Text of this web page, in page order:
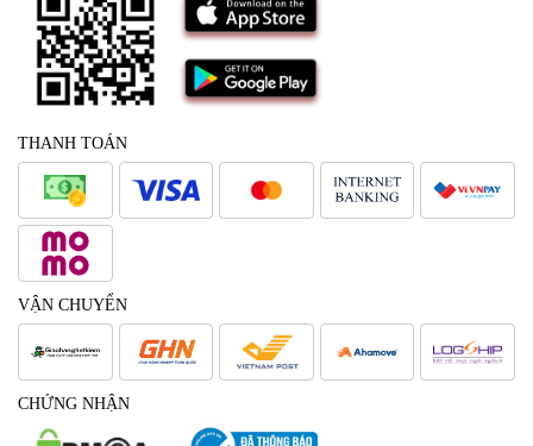
THANH TOÁN
VẬN CHUYỂN
CHỨNG NHẬN